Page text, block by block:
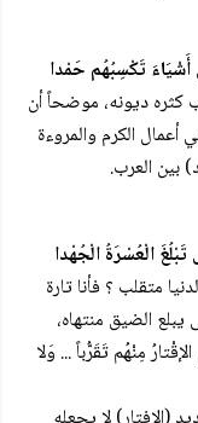
كثره ديونه، موضحاً أن
الكرم والمروءة
بين العرب.
متقلب ؟ فأنا تارة
الضيق منتهاه،
يدخر مالاً. .3 فما زادَني الإقْتارُ مِنْهُم تَقَرُّباً ... وَلا